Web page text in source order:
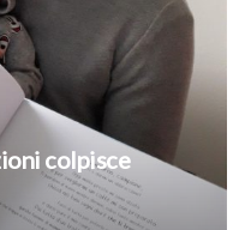
colpisce